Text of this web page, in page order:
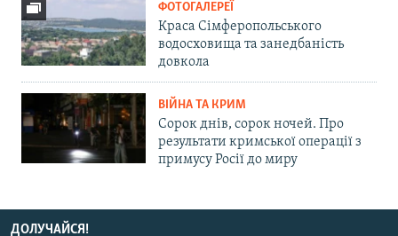
ФОТОГАЛЕРЕЇ
Краса Сімферопольського
водосховища та занедбаність
довкола
ВІЙНА ТА КРИМ
Сорок днів, сорок ночей. Про
результати кримської операції з
примусу Росії до миру
ДОЛУЧАЙСЯ!